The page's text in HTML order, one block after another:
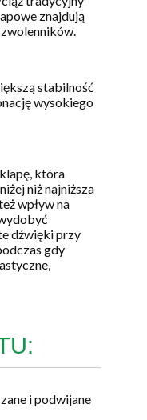
znajdują
stabilność
wysokiego
która
niż najniższa
wpływ na
dźwięki przy
gdy
i podwijane